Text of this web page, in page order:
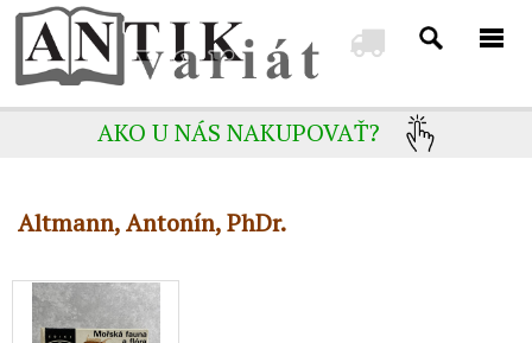
AKO U NÁS NAKUPOVAŤ?
Altmann, Antonín, PhDr.